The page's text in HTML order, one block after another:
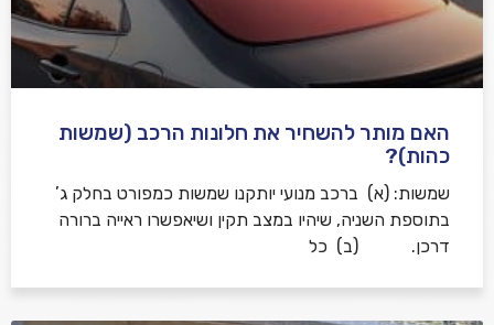
האם מותר להשחיר את חלונות הרכב (שמשות
כהות)?
שמשות: (א) ברכב מנועי יותקנו שמשות כמפורט בחלק ג’
בתוספת השניה, שיהיו במצב תקין ושיאפשרו ראייה ברורה
דרכן. (ב) כל